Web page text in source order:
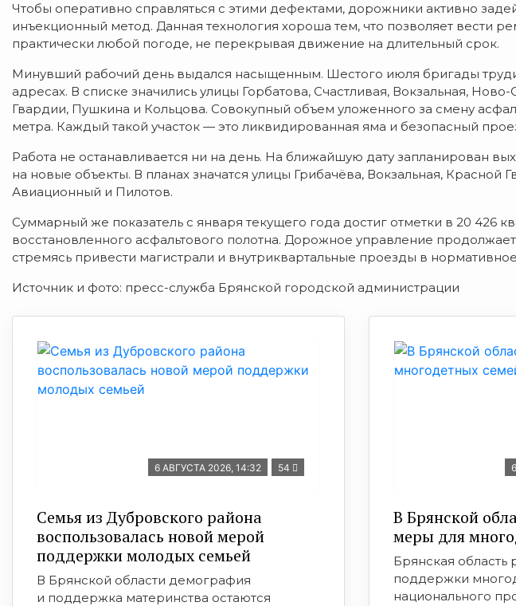
Чтобы оперативно справляться с этими дефектами, дорожники активно
инъекционный метод. Данная технология хороша тем, что позволяет вести
практически любой погоде, не перекрывая движение на длительный срок.
Минувший рабочий день выдался насыщенным. Шестого июля бригады
адресах. В списке значились улицы Горбатова, Счастливая, Вокзальная,
Гвардии, Пушкина и Кольцова. Совокупный объем уложенного за смену
метра. Каждый такой участок — это ликвидированная яма и безопасный
Работа не останавливается ни на день. На ближайшую дату запланирован
на новые объекты. В планах значатся улицы Грибачёва, Вокзальная, Красной
Авиационный и Пилотов.
Суммарный же показатель с января текущего года достиг отметки в 20 426
восстановленного асфальтового полотна. Дорожное управление
стремясь привести магистрали и внутриквартальные проезды в
Источник и фото: пресс-служба Брянской городской администрации
6 АВГУСТА 2026, 14:32 54
Семья из Дубровского района
воспользовалась новой мерой
поддержки молодых семьей
В Брянской области демография
и поддержка материнства остаются
В Брянской
меры для
Брянская
поддержки
национального